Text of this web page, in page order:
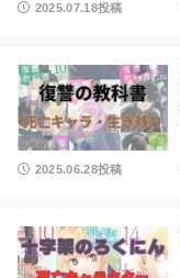
2025.07.18投稿
2025.06.28投稿